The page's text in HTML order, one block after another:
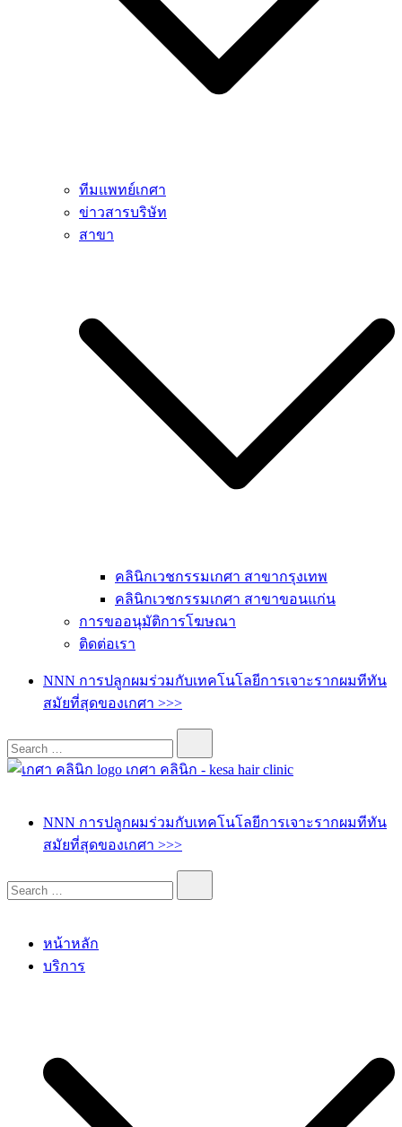
ทีมแพทย์เกศา
ข่าวสารบริษัท
สาขา
คลินิกเวชกรรมเกศา สาขากรุงเทพ
คลินิกเวชกรรมเกศา สาขาขอนแก่น
การขออนุมัติการโฆษณา
ติดต่อเรา
NNN การปลูกผมร่วมกับเทคโนโลยีการเจาะรากผมทีทัน
สมัยที่สุดของเกศา >>>
NNN การปลูกผมร่วมกับเทคโนโลยีการเจาะรากผมทีทัน
สมัยที่สุดของเกศา >>>
หน้าหลัก
บริการ